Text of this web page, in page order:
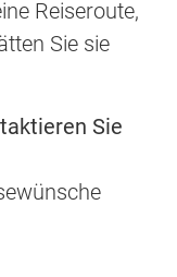
Reiseroute,
Sie sie
Sie